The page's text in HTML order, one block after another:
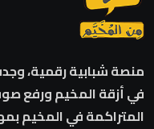
منصة شبابية رقمية،
في أزقة المخيم ورفع
المتراكمة في المخيم